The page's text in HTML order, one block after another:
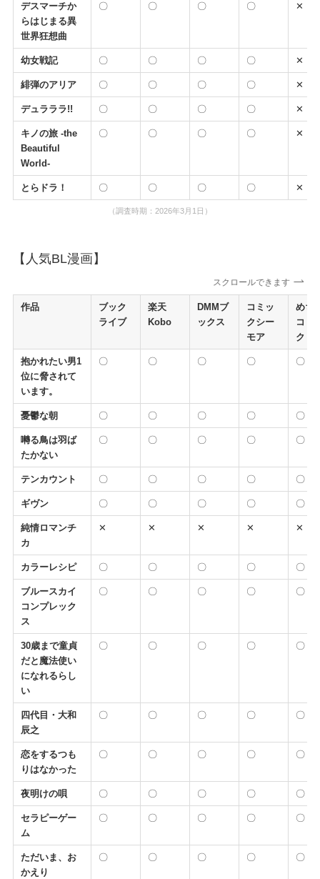
デスマーチか
らはじまる異
世界狂想曲
〇 〇 〇 〇 ✕
幼女戦記 〇 〇 〇 〇 ✕
緋弾のアリア 〇 〇 〇 〇 ✕
デュラララ!! 〇 〇 〇 〇 ✕
キノの旅 -the
Beautiful
World-
〇 〇 〇 〇 ✕
とらドラ！ 〇 〇 〇 〇 ✕
（調査時期：2026年3月1日）
【人気BL漫画】
スクロールできます
作品
ブック
ライブ
楽天
Kobo
DMMブ
ックス
コミッ
クシー
モア
めち
コミ
ク
抱かれたい男1
位に脅されて
います。
〇 〇 〇 〇 〇
憂鬱な朝 〇 〇 〇 〇 〇
囀る鳥は羽ば
たかない
〇 〇 〇 〇 〇
テンカウント 〇 〇 〇 〇 〇
ギヴン 〇 〇 〇 〇 〇
純情ロマンチ
カ
✕ ✕ ✕ ✕ ✕
カラーレシピ 〇 〇 〇 〇 〇
ブルースカイ
コンプレック
ス
〇 〇 〇 〇 〇
30歳まで童貞
だと魔法使い
になれるらし
い
〇 〇 〇 〇 〇
四代目・大和
辰之
〇 〇 〇 〇 〇
恋をするつも
りはなかった
〇 〇 〇 〇 〇
夜明けの唄 〇 〇 〇 〇 〇
セラピーゲー
ム
〇 〇 〇 〇 〇
ただいま、お
かえり
〇 〇 〇 〇 〇